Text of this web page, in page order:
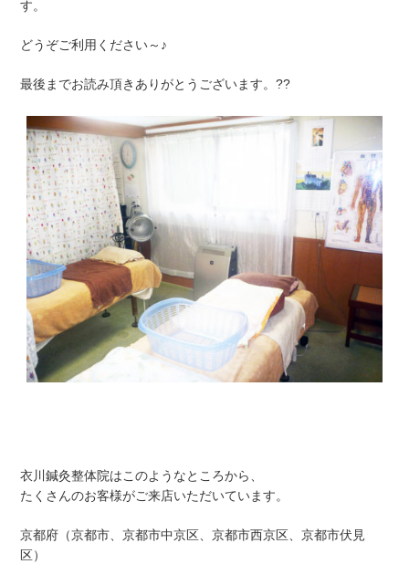
す。
どうぞご利用ください～♪
最後までお読み頂きありがとうございます。??
衣川鍼灸整体院はこのようなところから、
たくさんのお客様がご来店いただいています。
京都府（京都市、京都市中京区、京都市西京区、京都市伏見
区）